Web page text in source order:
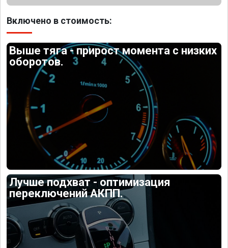
Включено в стоимость:
Выше тяга - прирост момента с низких
оборотов.
Лучше подхват - оптимизация
переключений АКПП.